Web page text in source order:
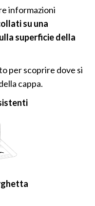
informazioni
su una
superficie della
per scoprire dove si
cappa.